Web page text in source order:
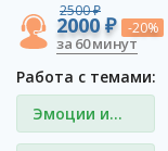
2500 ₽
2000 ₽ -20%
за 60 минут
Работа с темами:
Эмоции и
чувства